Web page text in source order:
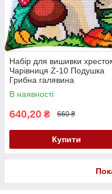
Набір для вишивки
Чарівниця Z-10 Подушка
Грибна галявина
В наявності
640,20 ₴ 660 ₴
Купити